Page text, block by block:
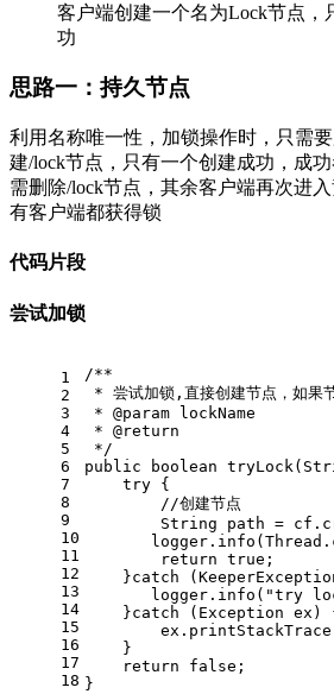
客户端创建一个名为Lock节点，
功
思路一：持久节点
利用名称唯一性，加锁操作时，只需
建/lock节点，只有一个创建成功，成
需删除/lock节点，其余客户端再次进
有客户端都获得锁
代码片段
尝试加锁
1
2
3
4
5
6
7
8
9
10
11
12
13
14
15
16
17
18
/**
* 尝试加锁,直接创建节点，如果
* @param lockName
* @return
*/
public boolean
    try {
        //创建节点
String path =
        return true;
}catch
logger.info("try
}catch (Exception ex)
    }
    return false;
}